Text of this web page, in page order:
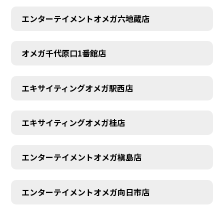
エンターテイメントオメガ六地蔵店
オメガ千代原口1番館店
エキサイティングオメガ駅西店
エキサイティングオメガ桂店
エンターテイメントオメガ槇島店
エンターテイメントオメガ向日市店